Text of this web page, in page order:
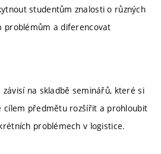
studentům znalosti o různých
problémům a diferencovat
závisí na skladbě seminářů, které si
cílem předmětu rozšířit a prohloubit
problémech v logistice.